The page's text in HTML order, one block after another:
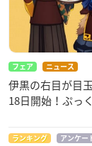
フェア ニュース
伊黒の右目が目
18日開始！ぷっ
ランキング アンケー